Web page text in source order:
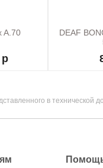
A.70
р
DEAF
в технической